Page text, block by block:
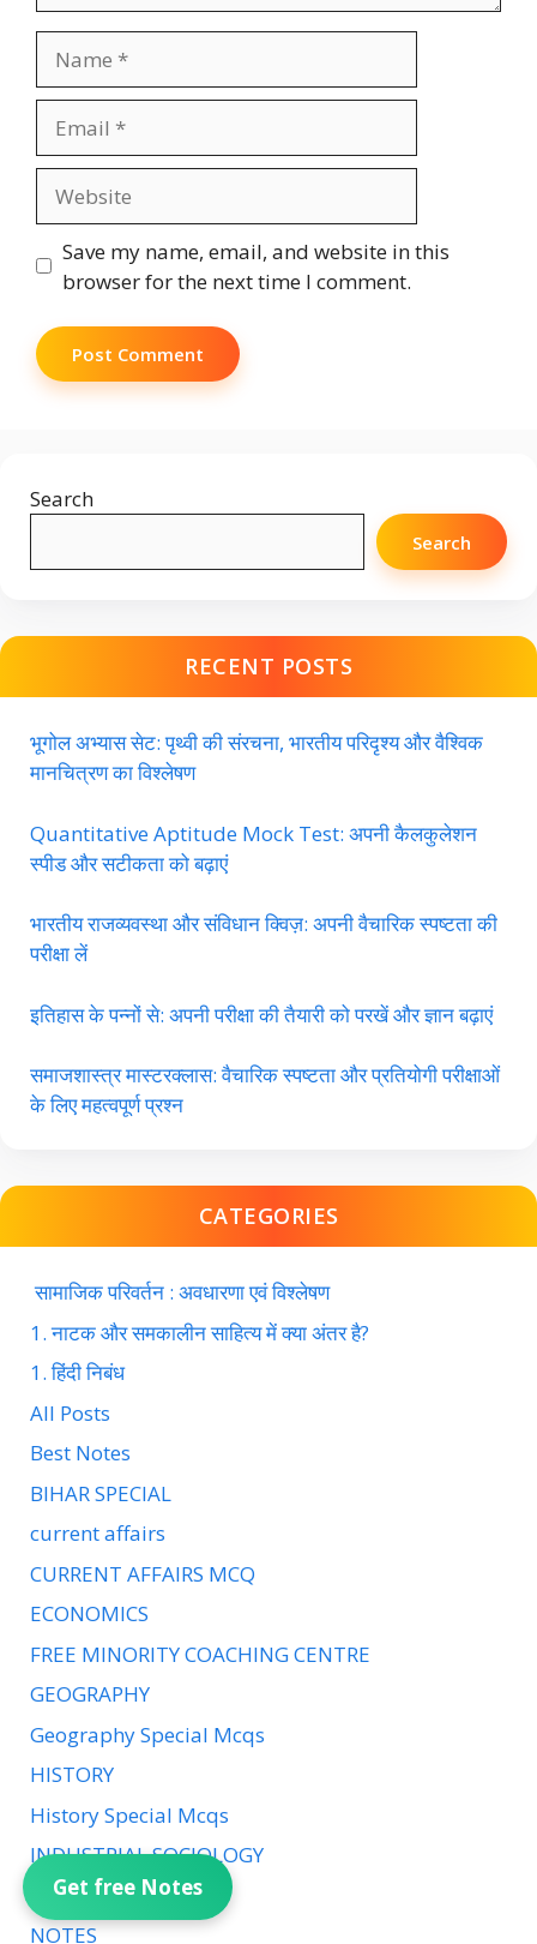
Get free Notes
Save my name, email, and website in this
browser for the next time I comment.
Search
Search
RECENT POSTS
भूगोल अभ्यास सेट: पृथ्वी की संरचना, भारतीय परिदृश्य और वैश्विक
मानचित्रण का विश्लेषण
Quantitative Aptitude Mock Test: अपनी कैलकुलेशन
स्पीड और सटीकता को बढ़ाएं
भारतीय राजव्यवस्था और संविधान क्विज़: अपनी वैचारिक स्पष्टता की
परीक्षा लें
इतिहास के पन्नों से: अपनी परीक्षा की तैयारी को परखें और ज्ञान बढ़ाएं
समाजशास्त्र मास्टरक्लास: वैचारिक स्पष्टता और प्रतियोगी परीक्षाओं
के लिए महत्वपूर्ण प्रश्न
CATEGORIES
सामाजिक परिवर्तन : अवधारणा एवं विश्लेषण
1. नाटक और समकालीन साहित्य में क्या अंतर है?
1. हिंदी निबंध
All Posts
Best Notes
BIHAR SPECIAL
current affairs
CURRENT AFFAIRS MCQ
ECONOMICS
FREE MINORITY COACHING CENTRE
GEOGRAPHY
Geography Special Mcqs
HISTORY
History Special Mcqs
INDUSTRIAL SOCIOLOGY
Mathematics Mcqs
NOTES